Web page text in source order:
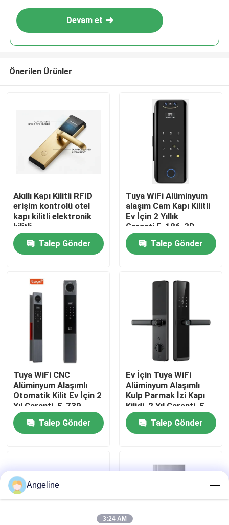
Evde
Videolar
Hakkımızda
Kalite kontrol
Haberler
Bir teklif isteği
Devam et
Önerilen Ürünler
Akıllı Kapı Kilitli RFID
erişim kontrolü otel
kapı kilitli elektronik
kilitli
Talep Gönder
Tuya WiFi Alüminyum
alaşım Cam Kapı Kilitli
Ev İçin 2 Yıllık
Garanti,E-186-3D
Talep Gönder
Tuya WiFi CNC
Alüminyum Alaşımlı
Otomatik Kilit Ev İçin 2
Yıl Garanti, E-739
Talep Gönder
Ev İçin Tuya WiFi
Alüminyum Alaşımlı
Kulp Parmak İzi Kapı
Kilidi, 2 Yıl Garanti, E-
599
Talep Gönder
Angeline
3:24 AM